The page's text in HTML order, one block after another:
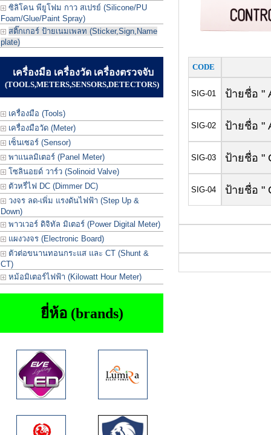
ซิลิโคน พียูโฟม กาว สเปรย์ (Silicone/PU
Foam/Glue/Paint Spray)
สติ๊กเกอร์ ป้ายเนมเพลท (Sticker,Sign,Name
plate)
เครื่องมือ เครื่องวัด เครื่องตรวจจับ
(TOOLS,METERS,SENSORS,DETECTORS)
เครื่องมือ (Tools)
เครื่องมือวัด (Meter)
เซ็นเซอร์ (Sensor)
พาแนลมิเตอร์ (Panel Meter)
โซลินอยด์ วาร์ว (Solinoid Valve)
ตัวหรี่ไฟ DC (Dimmer DC)
วงจร ลด-เพิ่ม แรงดันไฟฟ้า (Step Up &
Down)
พาวเวอร์ ดิจิทัล มิเตอร์ (Power Digital Meter)
แผงวงจร (Electronic Board)
ตัวต่อขนานทอนกระแส และ CT (Shunt &
CT)
หม้อมิเตอร์ไฟฟ้า (Kilowatt Hour Meter)
ยี่ห้อ (brands)
CODE
SIG-01 ป้ายชื่อ "
SIG-02 ป้ายชื่อ "
SIG-03 ป้ายชื่อ "
SIG-04 ป้ายชื่อ "